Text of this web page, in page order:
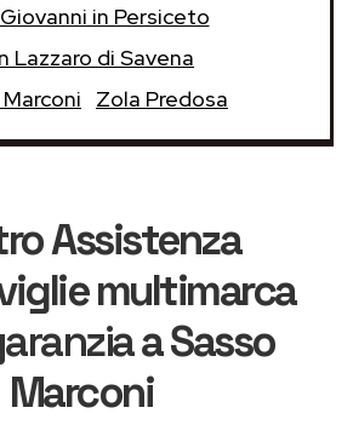
in Persiceto
Lazzaro di Savena
Zola Predosa
Assistenza
multimarca
a Sasso
Marconi